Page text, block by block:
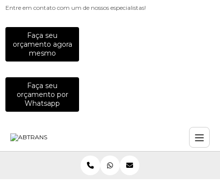
Entre em contato com um de nossos especialistas!
Faça seu
orçamento agora
mesmo
Faça seu
orçamento por
Whatsapp